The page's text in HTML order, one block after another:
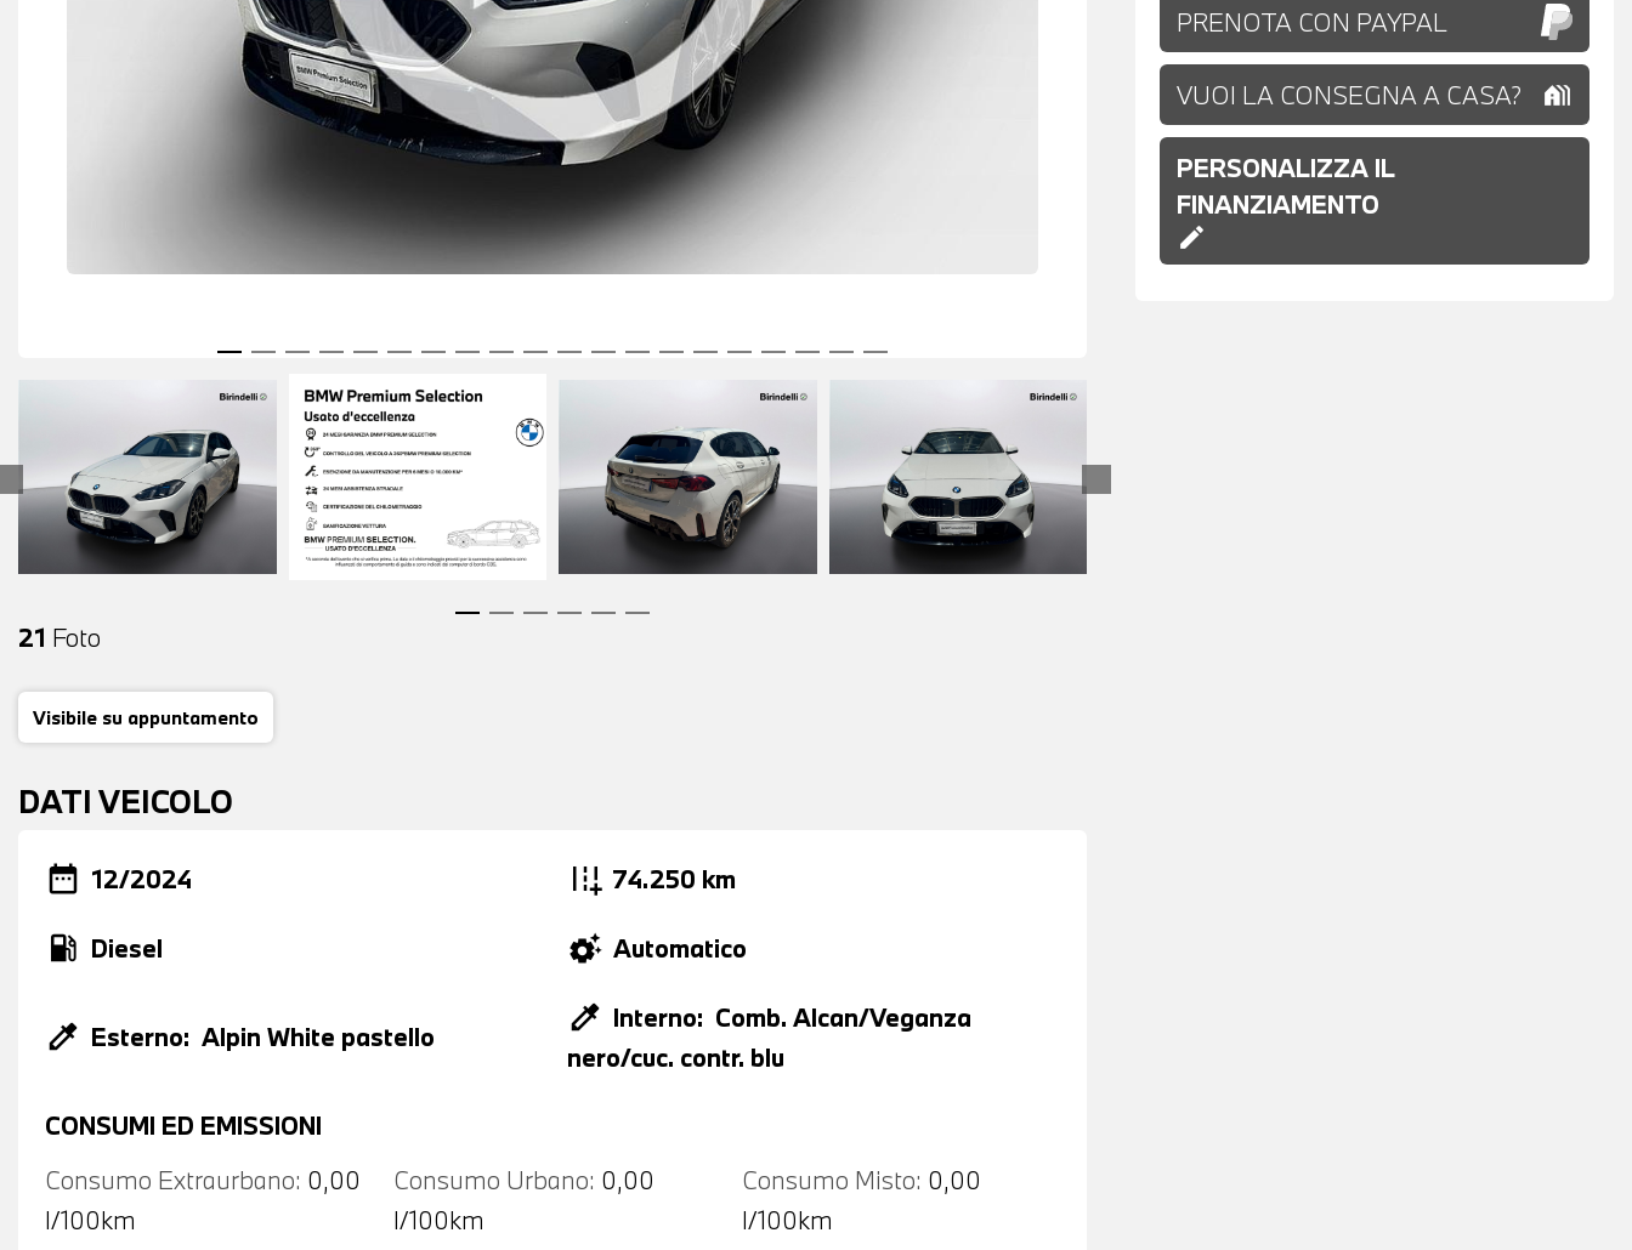
21 Foto
Visibile su appuntamento
DATI VEICOLO
date_range 12/2024 add_road74.250 km
local_gas_station Diesel settings_suggestAutomatico
colorize Esterno: Alpin White pastello
colorize Interno: Comb. Alcan/Veganza
nero/cuc. contr. blu
CONSUMI ED EMISSIONI
Consumo Extraurbano: 0,00
l/100km
Consumo Urbano: 0,00
l/100km
Consumo Misto: 0,00
l/100km
PRENOTA CON PAYPAL
VUOI LA CONSEGNA A CASA? holiday_village
PERSONALIZZA IL
FINANZIAMENTO
edit